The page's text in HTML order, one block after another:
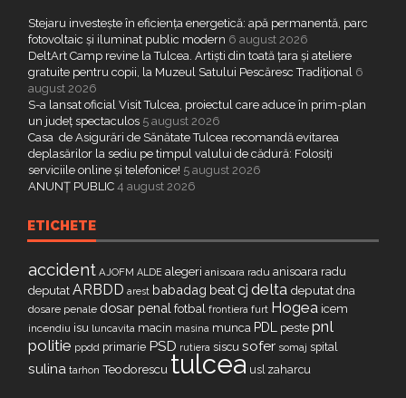
Stejaru investește în eficiența energetică: apă permanentă, parc
fotovoltaic și iluminat public modern 6 august 2026
DeltArt Camp revine la Tulcea. Artiști din toată țara și ateliere
gratuite pentru copii, la Muzeul Satului Pescăresc Tradițional 6
august 2026
S-a lansat oficial Visit Tulcea, proiectul care aduce în prim-plan
un județ spectaculos 5 august 2026
Casa de Asigurări de Sănătate Tulcea recomandă evitarea
deplasărilor la sediu pe timpul valului de cădură: Folosiți
serviciile online și telefonice! 5 august 2026
ANUNȚ PUBLIC 4 august 2026
ETICHETE
accident AJOFM ALDE alegeri anisoara radu anisoara radu
deputat ARBDD arest babadag beatcj delta deputat dna
dosare penale dosar penal fotbal frontiera furt Hogea icem
incendiu isu luncavita macin masina munca PDL peste pnl
politie ppdd primarie PSD rutiera siscu sofer somaj spital
sulina tarhon Teodorescu tulcea usl zaharcu